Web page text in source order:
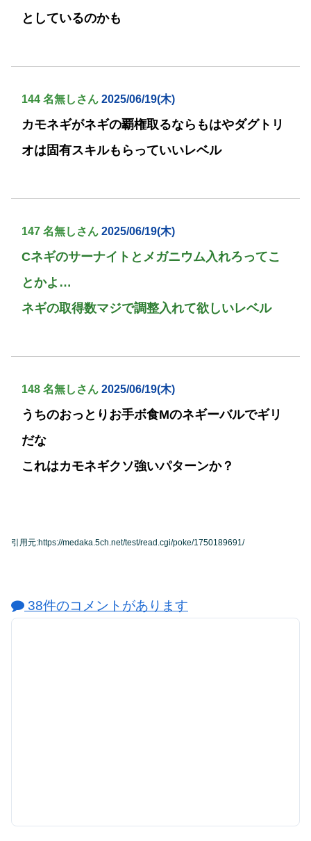
としているのかも
144 名無しさん 2025/06/19(木)
カモネギがネギの覇権取るならもはやダグトリ
オは固有スキルもらっていいレベル
147 名無しさん 2025/06/19(木)
Cネギのサーナイトとメガニウム入れろってこ
とかよ…
ネギの取得数マジで調整入れて欲しいレベル
148 名無しさん 2025/06/19(木)
うちのおっとりお手ボ食Mのネギーバルでギリ
だな
これはカモネギクソ強いパターンか？
引用元:https://medaka.5ch.net/test/read.cgi/poke/1750189691/
38件のコメントがあります